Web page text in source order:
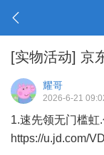
[实物活动] 京
耀哥
2026-6-21
1.速先领无门槛虹
https://u.jd.com/